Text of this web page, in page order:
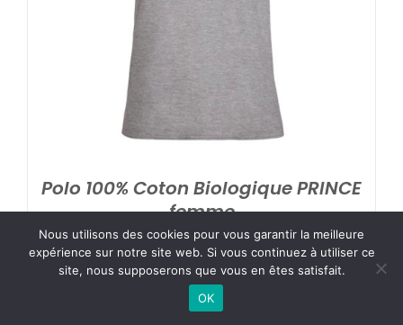
Polo 100% Coton Biologique PRINCE
femme
Se connecter pour voir le prix
Nous utilisons des cookies pour vous garantir la meilleure
expérience sur notre site web. Si vous continuez à utiliser ce
site, nous supposerons que vous en êtes satisfait.
OK